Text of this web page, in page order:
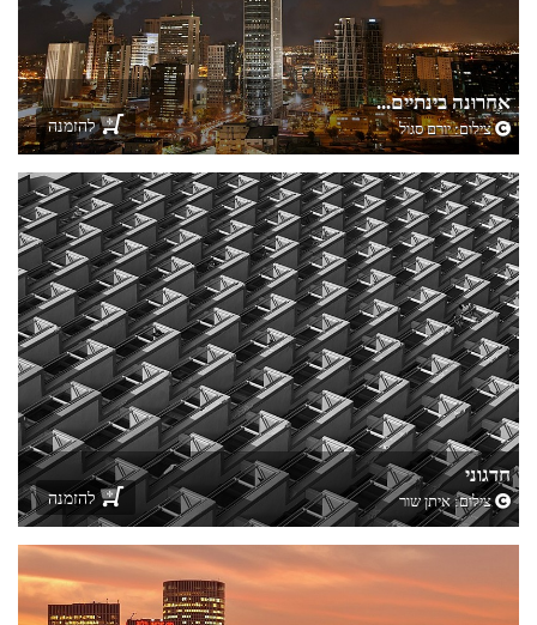
אחרונה בינתיים...
צילום:יורם סגול להזמנה
חדגוני
צילום:איתן שור להזמנה